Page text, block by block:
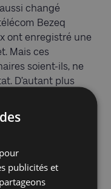
changé
Bezeq
ont enregistré une
Mais ces
soient-ils, ne
D’autant plus
provocations. En
sont sortis
fêter Lag
Israéliens plus
publicités et